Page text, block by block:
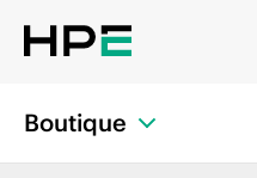
Boutique